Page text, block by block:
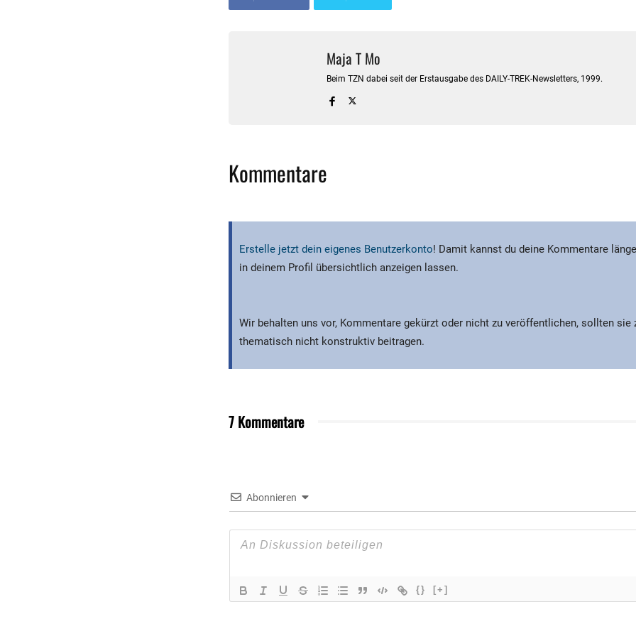
Maja T Mo
Beim TZN dabei seit der Erstausgabe des DAILY-TREK-Newsletters, 1999.
Kommentare
Erstelle jetzt dein eigenes Benutzerkonto! Damit kannst du deine Kommentare
in deinem Profil übersichtlich anzeigen lassen.
Wir behalten uns vor, Kommentare gekürzt oder nicht zu veröffentlichen, sollten sie
thematisch nicht konstruktiv beitragen.
7 Kommentare
Abonnieren
{} [+]